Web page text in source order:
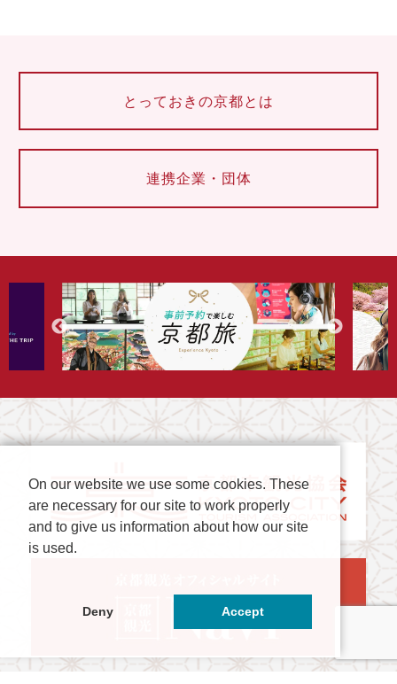
とっておきの京都とは
連携企業・団体
On our website we use some cookies. These
are necessary for our site to work properly
and to give us information about how our site
is used.
Deny Accept